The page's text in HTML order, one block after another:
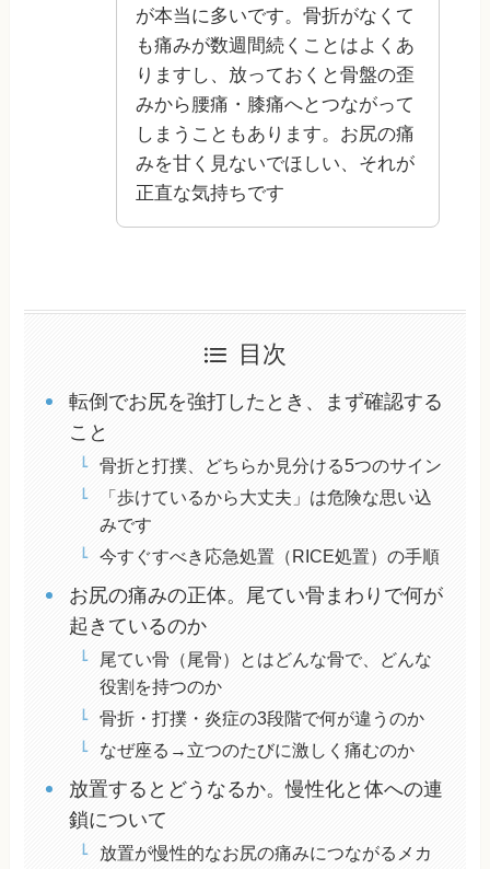
が本当に多いです。骨折がなくて
も痛みが数週間続くことはよくあ
りますし、放っておくと骨盤の歪
みから腰痛・膝痛へとつながって
しまうこともあります。お尻の痛
みを甘く見ないでほしい、それが
正直な気持ちです
目次
転倒でお尻を強打したとき、まず確認する
こと
骨折と打撲、どちらか見分ける5つのサイン
「歩けているから大丈夫」は危険な思い込
みです
今すぐすべき応急処置（RICE処置）の手順
お尻の痛みの正体。尾てい骨まわりで何が
起きているのか
尾てい骨（尾骨）とはどんな骨で、どんな
役割を持つのか
骨折・打撲・炎症の3段階で何が違うのか
なぜ座る→立つのたびに激しく痛むのか
放置するとどうなるか。慢性化と体への連
鎖について
放置が慢性的なお尻の痛みにつながるメカ